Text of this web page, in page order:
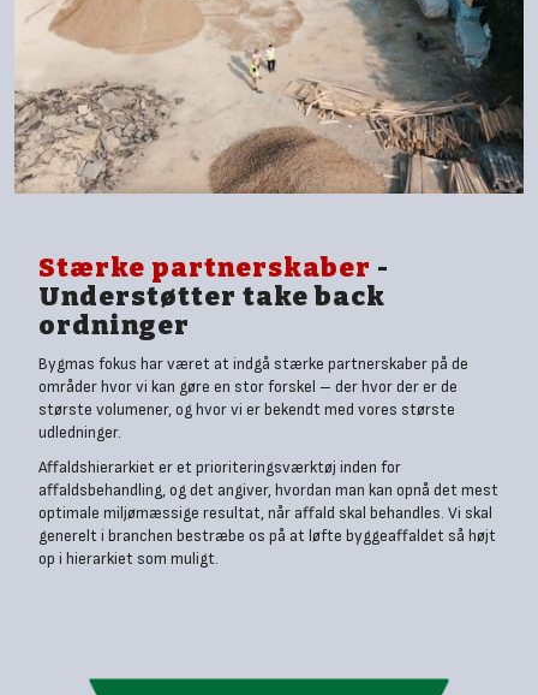
Stærke partnerskaber -
Understøtter take back
ordninger
Bygmas fokus har været at indgå stærke partnerskaber på de
områder hvor vi kan gøre en stor forskel – der hvor der er de
største volumener, og hvor vi er bekendt med vores største
udledninger.
Affaldshierarkiet er et prioriteringsværktøj inden for
affaldsbehandling, og det angiver, hvordan man kan opnå det mest
optimale miljømæssige resultat, når affald skal behandles. Vi skal
generelt i branchen bestræbe os på at løfte byggeaffaldet så højt
op i hierarkiet som muligt.